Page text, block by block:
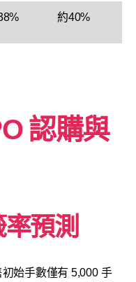
約40%
認購與
預測
始手數僅有 5,000 手